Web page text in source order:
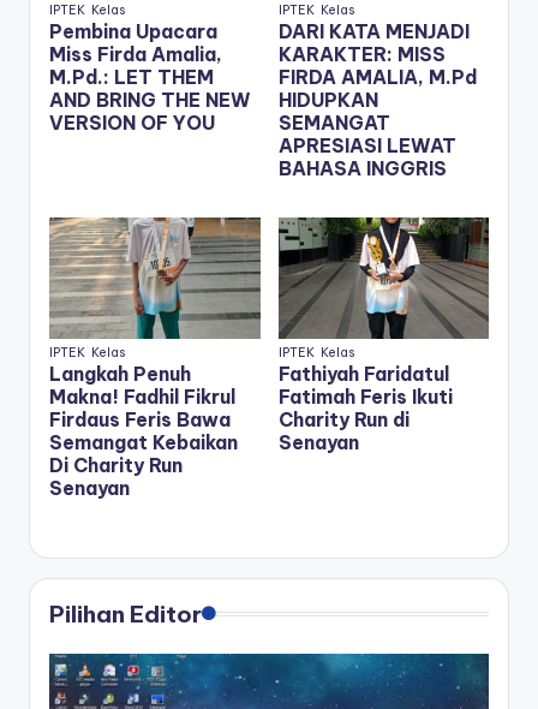
IPTEK Kelas
Pembina Upacara
Miss Firda Amalia,
M.Pd.: LET THEM
AND BRING THE NEW
VERSION OF YOU
IPTEK Kelas
DARI KATA MENJADI
KARAKTER: MISS
FIRDA AMALIA, M.Pd
HIDUPKAN
SEMANGAT
APRESIASI LEWAT
BAHASA INGGRIS
IPTEK Kelas
Langkah Penuh
Makna! Fadhil Fikrul
Firdaus Feris Bawa
Semangat Kebaikan
Di Charity Run
Senayan
IPTEK Kelas
Fathiyah Faridatul
Fatimah Feris Ikuti
Charity Run di
Senayan
Pilihan Editor